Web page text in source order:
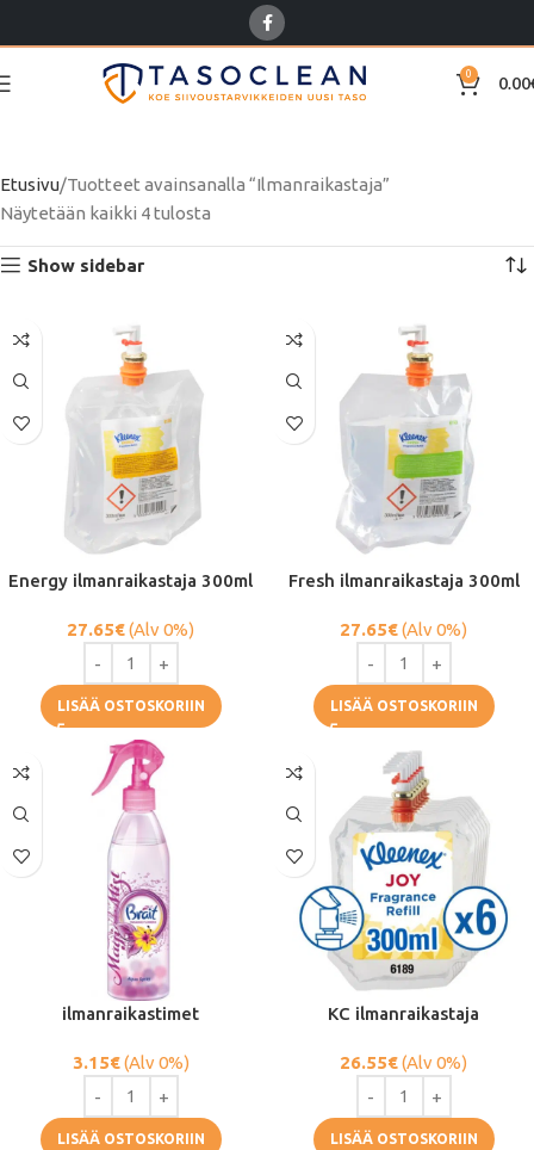
0 0.00
Etusivu Tuotteet avainsanalla “Ilmanraikastaja”
Näytetään kaikki 4 tulosta
Show sidebar
Energy ilmanraikastaja 300ml
27.65€(Alv 0%)
LISÄÄ OSTOSKORIIN
Fresh ilmanraikastaja 300ml
27.65€(Alv 0%)
LISÄÄ OSTOSKORIIN
ilmanraikastimet
3.15€(Alv 0%)
LISÄÄ OSTOSKORIIN
KC ilmanraikastaja
26.55€(Alv 0%)
LISÄÄ OSTOSKORIIN